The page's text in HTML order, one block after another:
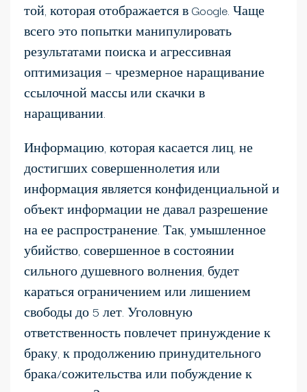
той, которая отображается в Google. Чаще
всего это попытки манипулировать
результатами поиска и агрессивная
оптимизация — чрезмерное наращивание
ссылочной массы или скачки в
наращивании.
Информацию, которая касается лиц, не
достигших совершеннолетия или
информация является конфиденциальной и
объект информации не давал разрешение
на ее распространение. Так, умышленное
убийство, совершенное в состоянии
сильного душевного волнения, будет
караться ограничением или лишением
свободы до 5 лет. Уголовную
ответственность повлечет принуждение к
браку, к продолжению принудительного
брака/сожительства или побуждение к